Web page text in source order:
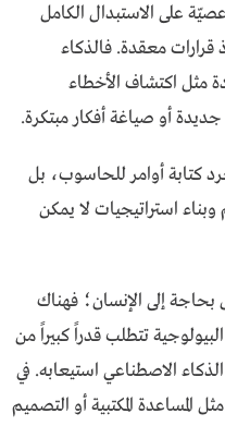
على الاستبدال الكامل
قرارات معقدة. فالذكاء
مثل اكتشاف الأخطاء
أو صياغة أفكار مبتكرة.
كتابة أوامر للحاسوب، بل
استراتيجيات لا يمكن
إلى الإنسان؛ فهناك
تتطلب قدراً كبيراً من
الاصطناعي استيعابه. في
المساعدة المكتبية أو التصميم